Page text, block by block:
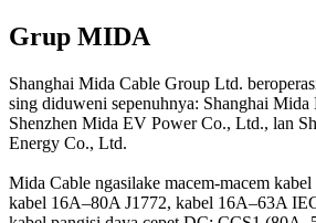
Grup MIDA
Shanghai Mida Cable Group Ltd.
sing diduweni sepenuhnya: Shanghai
Shenzhen Mida EV Power Co., Ltd., lan
Energy Co., Ltd.
Mida Cable ngasilake macem-macem
kabel 16A–80A J1772, kabel 16A–63A